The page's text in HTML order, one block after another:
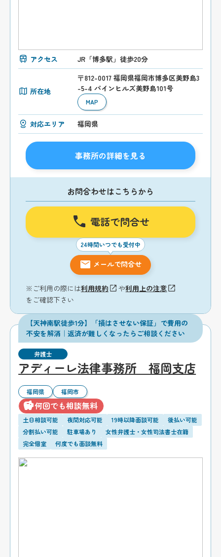
アクセス JR「博多駅」徒歩20分
所在地
〒812-0017 福岡県福岡市博多区美野島3
-5-4 パインヒルズ美野島101号
MAP
対応エリア 福岡県
事務所の詳細を見る
お問合わせはこちらから
電話で問合せ
24時間いつでも受付中
メールで問合せ
※ご利用の際には利用規約 や利用上の注意
をご確認下さい
【天神南駅徒歩1分】「損はさせない保証」で費用の
不安を解消｜返済が難しくなったらご相談ください
弁護士
アディーレ法律事務所 福岡支店
福岡県 福岡市
何回でも相談無料
土日相談可能 夜間対応可能 19時以降面談可能
後払い可能
分割払い可能
駐車場あり
女性弁護士・女性司法書士在籍
完全個室
何度でも面談無料